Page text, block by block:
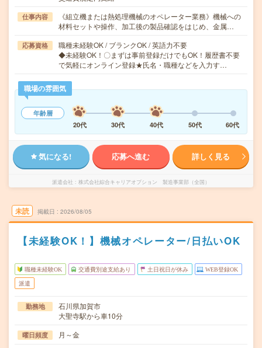
仕事内容
《組立機または熱処理機械のオペレーター業務》機械への
材料セットや操作、加工後の製品確認をはじめ、金属…
応募資格
職種未経験OK / ブランクOK / 英語力不要
◆未経験OK！〇まずは事前登録だけでもOK！履歴書不要
で気軽にオンライン登録★氏名・職種などを入力す…
職場の雰囲気
年齢層
20代
30代 40代 50代 60代
気になる! 応募へ進む 詳しく見る
派遣会社 株式会社綜合キャリアオプション 製造事業部（全国）
未読 掲載日 2026/08/05
【未経験OK！】機械オペレーター/日払いOK
職種未経験OK 交通費別途支給あり 土日祝日が休み WEB登録OK
派遣
勤務地
石川県加賀市
大聖寺駅から車10分
曜日頻度 月～金